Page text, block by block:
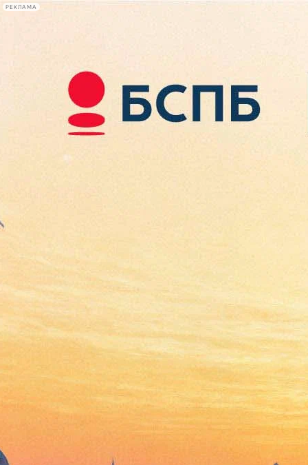
РЕКЛАМА
Сегодня:
2026.08.07
08:02
Афиша Plus